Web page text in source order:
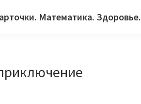
Математика. Здоровье.